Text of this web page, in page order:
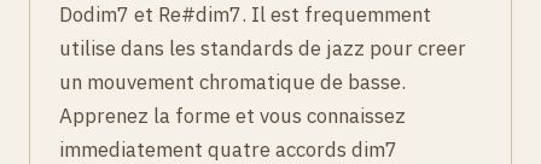
Dodim7 et Re#dim7. Il est frequemment
utilise dans les standards de jazz pour creer
un mouvement chromatique de basse.
Apprenez la forme et vous connaissez
immediatement quatre accords dim7